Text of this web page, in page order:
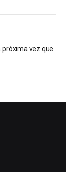
vez que